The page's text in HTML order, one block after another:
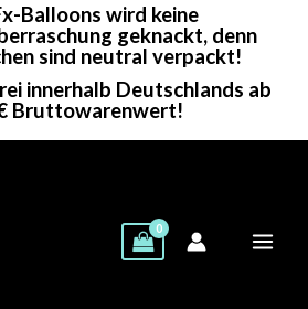
Balloons wird keine
geknackt, denn
sind neutral verpackt!
innerhalb Deutschlands ab
Bruttowarenwert!